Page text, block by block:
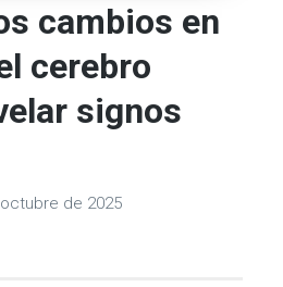
cambios en
cerebro
signos
de 2025